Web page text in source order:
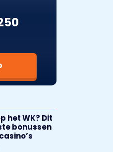
het WK? Dit
bonussen